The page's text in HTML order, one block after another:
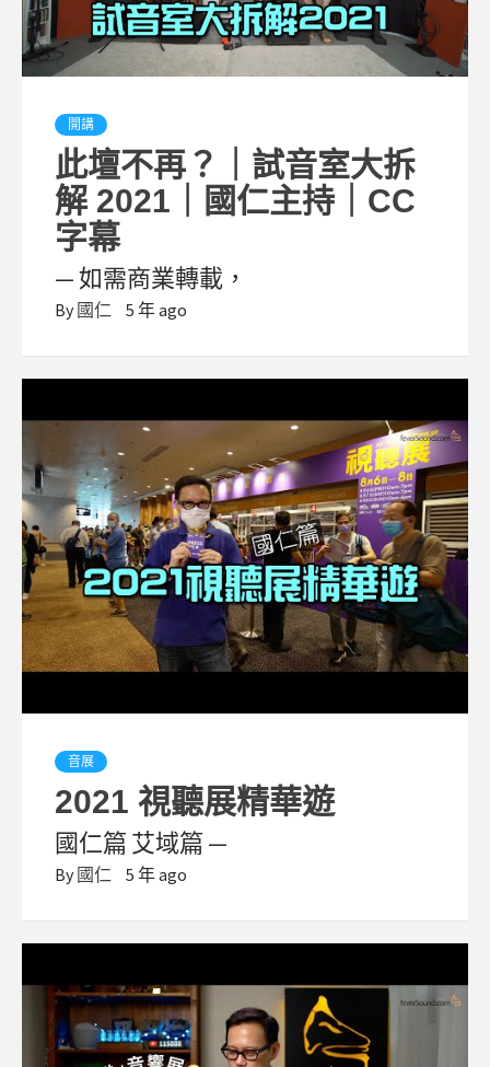
開講
此壇不再？｜試音室大拆
解 2021｜國仁主持｜CC
字幕
— 如需商業轉載，
By 國仁 5 年 ago
音展
2021 視聽展精華遊
國仁篇 艾域篇 —
By 國仁 5 年 ago